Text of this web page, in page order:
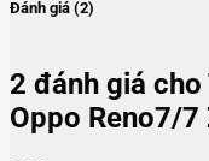
Đánh giá (2)
2 đánh giá cho
Oppo Reno7/7